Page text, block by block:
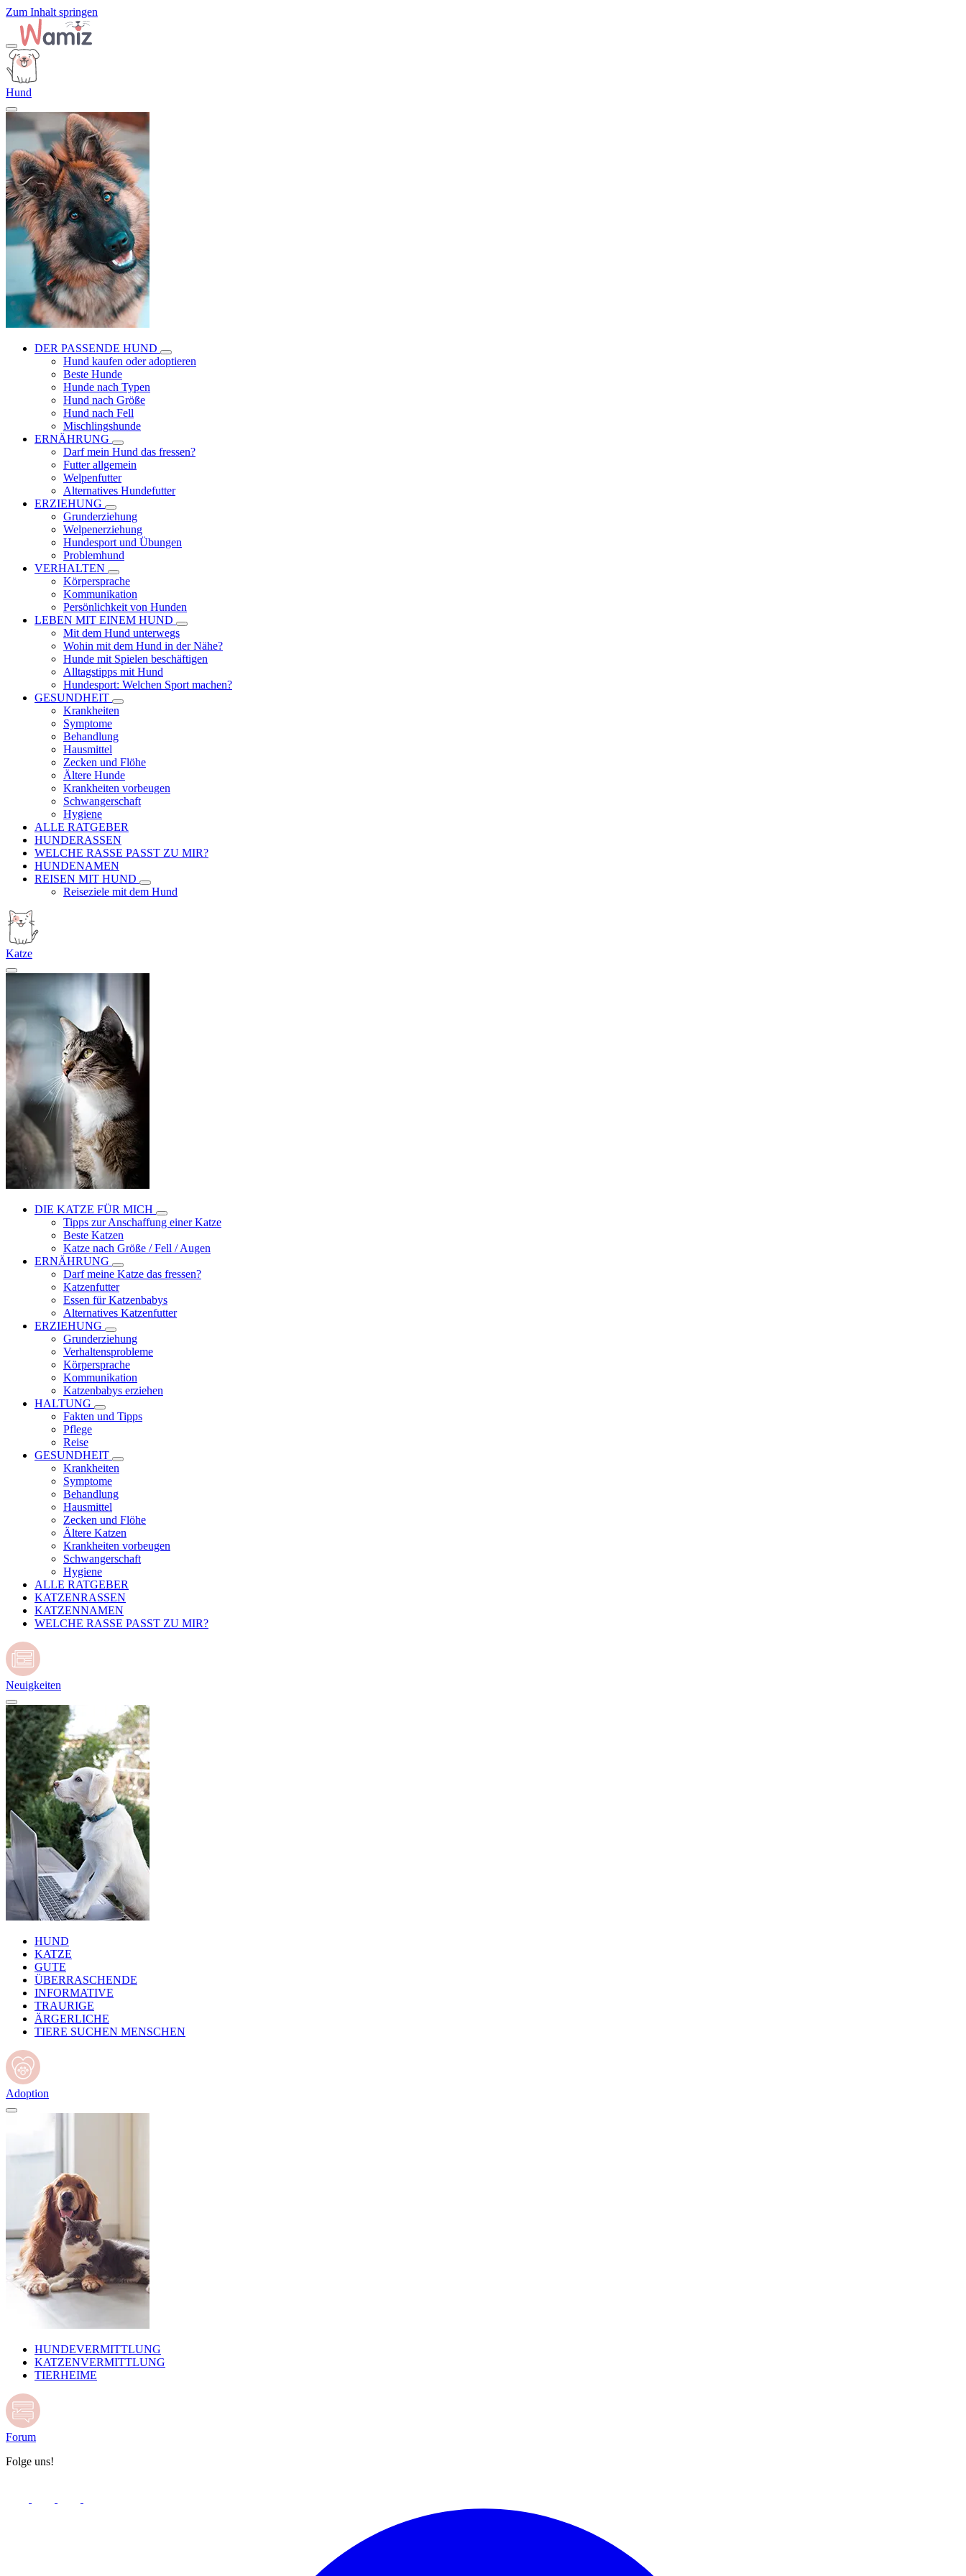
Zum Inhalt springen
Hund
DER PASSENDE HUND
Hund kaufen oder adoptieren
Beste Hunde
Hunde nach Typen
Hund nach Größe
Hund nach Fell
Mischlingshunde
ERNÄHRUNG
Darf mein Hund das fressen?
Futter allgemein
Welpenfutter
Alternatives Hundefutter
ERZIEHUNG
Grunderziehung
Welpenerziehung
Hundesport und Übungen
Problemhund
VERHALTEN
Körpersprache
Kommunikation
Persönlichkeit von Hunden
LEBEN MIT EINEM HUND
Mit dem Hund unterwegs
Wohin mit dem Hund in der Nähe?
Hunde mit Spielen beschäftigen
Alltagstipps mit Hund
Hundesport: Welchen Sport machen?
GESUNDHEIT
Krankheiten
Symptome
Behandlung
Hausmittel
Zecken und Flöhe
Ältere Hunde
Krankheiten vorbeugen
Schwangerschaft
Hygiene
ALLE RATGEBER
HUNDERASSEN
WELCHE RASSE PASST ZU MIR?
HUNDENAMEN
REISEN MIT HUND
Reiseziele mit dem Hund
Katze
DIE KATZE FÜR MICH
Tipps zur Anschaffung einer Katze
Beste Katzen
Katze nach Größe / Fell / Augen
ERNÄHRUNG
Darf meine Katze das fressen?
Katzenfutter
Essen für Katzenbabys
Alternatives Katzenfutter
ERZIEHUNG
Grunderziehung
Verhaltensprobleme
Körpersprache
Kommunikation
Katzenbabys erziehen
HALTUNG
Fakten und Tipps
Pflege
Reise
GESUNDHEIT
Krankheiten
Symptome
Behandlung
Hausmittel
Zecken und Flöhe
Ältere Katzen
Krankheiten vorbeugen
Schwangerschaft
Hygiene
ALLE RATGEBER
KATZENRASSEN
KATZENNAMEN
WELCHE RASSE PASST ZU MIR?
Neuigkeiten
HUND
KATZE
GUTE
ÜBERRASCHENDE
INFORMATIVE
TRAURIGE
ÄRGERLICHE
TIERE SUCHEN MENSCHEN
Adoption
HUNDEVERMITTLUNG
KATZENVERMITTLUNG
TIERHEIME
Forum
Folge uns!